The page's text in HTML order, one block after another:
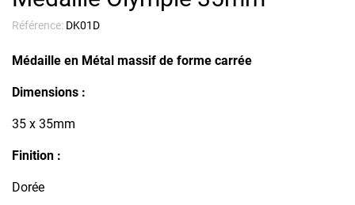
Référence: DK01D
Médaille en Métal massif de forme carrée
Dimensions :
35 x 35mm
Finition :
Dorée